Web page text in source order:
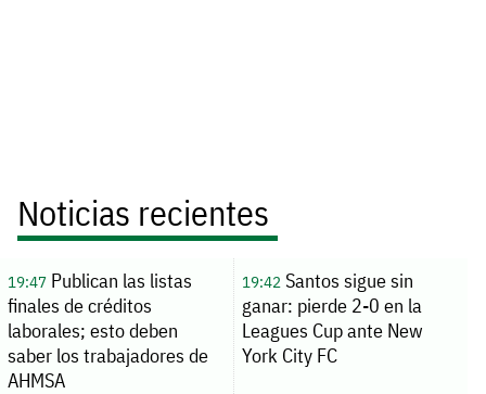
Noticias recientes
19:47Publican las listas
finales de créditos
laborales; esto deben
saber los trabajadores de
AHMSA
19:42Santos sigue sin
ganar: pierde 2-0 en la
Leagues Cup ante New
York City FC